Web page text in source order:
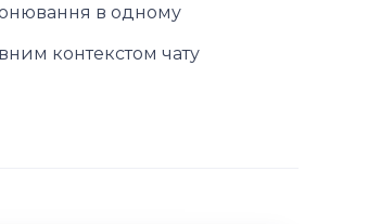
в одному
контекстом чату